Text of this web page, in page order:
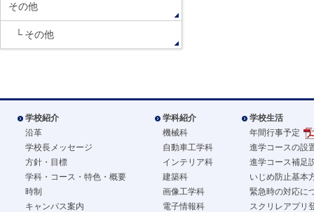
その他
その他
学校紹介
沿革
学校長メッセージ
方針・目標
学科・コース・特色・概要
時制
キャンパス案内
学科紹介
機械科
自動車工学科
インテリア科
建築科
画像工学科
電子情報科
学校生活
年間行事予定
進学コースの設
進学コース補足
いじめ防止基本
緊急時の対応に
スクリレアプリ